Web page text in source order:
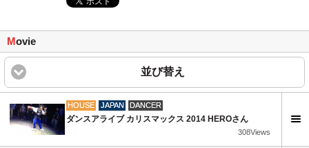
Movie
並び替え
HOUSE JAPAN DANCER
ダンスアライブ カリスマックス 2014 HEROさん
308Views